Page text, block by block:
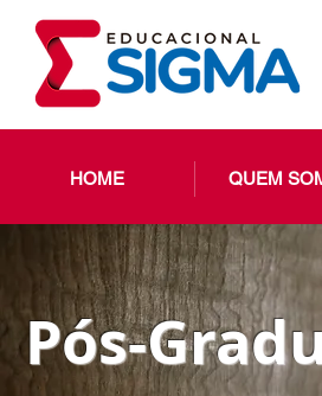
HOME QUEM
Pós-